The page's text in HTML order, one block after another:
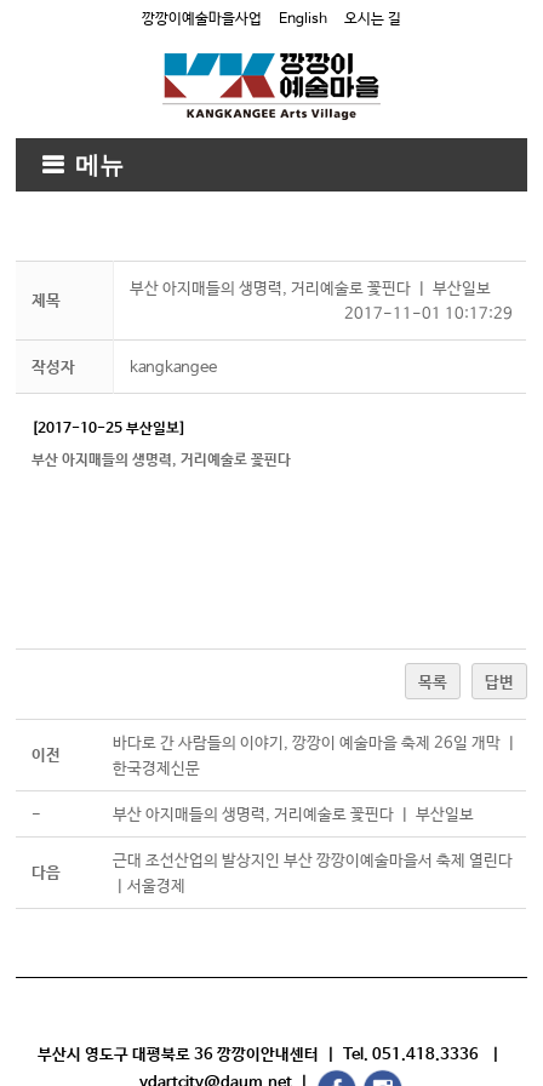
깡깡이예술마을사업 English 오시는 길
메뉴
제목
부산 아지매들의 생명력, 거리예술로 꽃핀다 ㅣ 부산일보
2017-11-01 10:17:29
작성자 kangkangee
[2017-10-25 부산일보]
부산 아지매들의 생명력, 거리예술로 꽃핀다
목록 답변
이전
바다로 간 사람들의 이야기, 깡깡이 예술마을 축제 26일 개막 ㅣ
한국경제신문
- 부산 아지매들의 생명력, 거리예술로 꽃핀다 ㅣ 부산일보
다음
근대 조선산업의 발상지인 부산 깡깡이예술마을서 축제 열린다
ㅣ서울경제
부산시 영도구 대평북로 36 깡깡이안내센터 | Tel. 051.418.3336 |